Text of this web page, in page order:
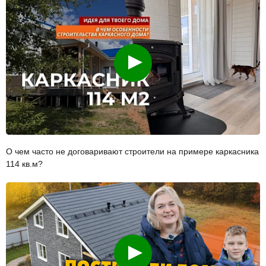
Смотреть
О чем часто не договаривают строители на примере каркасника
114 кв.м?
Смотреть